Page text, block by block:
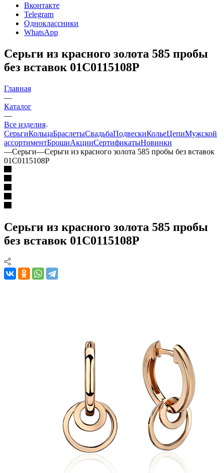
Вконтакте
Telegram
Одноклассники
WhatsApp
Серьги из красного золота 585 пробы
без вставок 01С0115108Р
Главная
—
Каталог
—
Все изделия
СерьгиКольцаБраслетыСвадьбаПодвескиКольеЦепиМужской
ассортиментБрошиАкцииСертификатыНовинки
—Серьги—Серьги из красного золота 585 пробы без вставок
01С0115108Р
Серьги из красного золота 585 пробы
без вставок 01С0115108Р